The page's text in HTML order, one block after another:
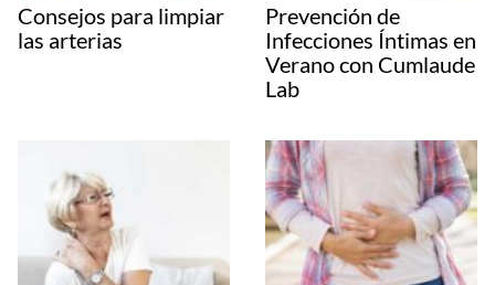
Consejos para limpiar
las arterias
Prevención de
Infecciones Íntimas en
Verano con Cumlaude
Lab